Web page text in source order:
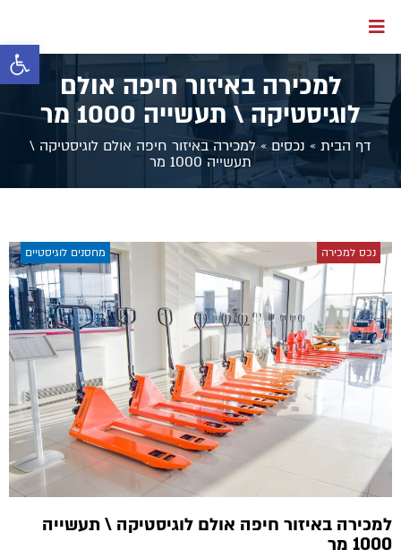
פתח
למכירה באיזור חיפה אולם
לוגיסטיקה \ תעשייה 1000 מר
דף הבית » נכסים»למכירה באיזור חיפה אולם לוגיסטיקה \
תעשייה 1000 מר
מחסנים לוגיסטיים נכס למכירה
למכירה באיזור חיפה אולם לוגיסטיקה \ תעשייה
1000 מר